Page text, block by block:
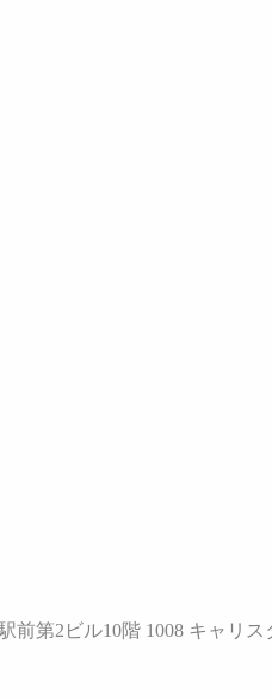
前第2ビル10階 1008 キャリス